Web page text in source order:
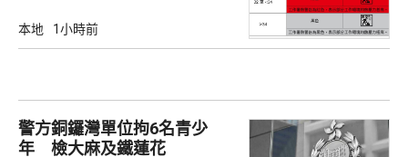
本地 1小時前
警方銅鑼灣單位拘6名青少
年 檢大麻及鐵蓮花